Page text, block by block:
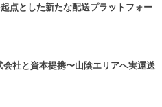
点とした新たな配送プラットフォー
社と資本提携〜山陰エリアへ実運送